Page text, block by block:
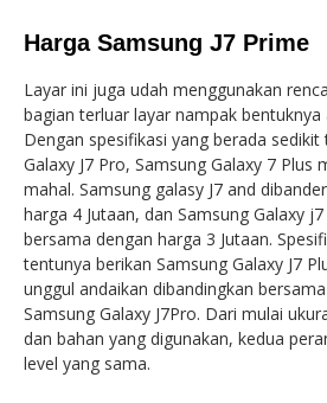
Harga Samsung J7 Prime
Layar ini juga udah menggunakan
bagian terluar layar nampak bentuknya
Dengan spesifikasi yang berada
Galaxy J7 Pro, Samsung Galaxy 7 Plus
mahal. Samsung galasy J7 and
harga 4 Jutaan, dan Samsung Galaxy
bersama dengan harga 3 Jutaan.
tentunya berikan Samsung Galaxy J7
unggul andaikan dibandingkan
Samsung Galaxy J7Pro. Dari mulai
dan bahan yang digunakan, kedua
level yang sama.